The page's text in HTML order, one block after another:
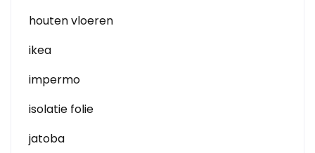
houten vloeren
ikea
impermo
isolatie folie
jatoba